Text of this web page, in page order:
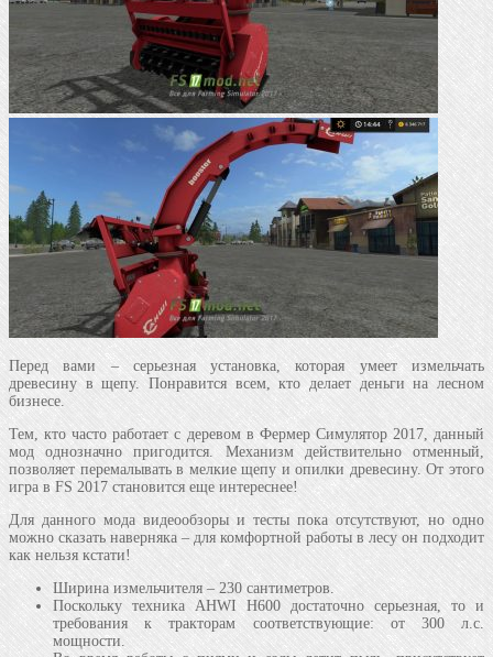
Перед вами – серьезная установка, которая умеет измельчать
древесину в щепу. Понравится всем, кто делает деньги на лесном
бизнесе.
Тем, кто часто работает с деревом в Фермер Симулятор 2017, данный
мод однозначно пригодится. Механизм действительно отменный,
позволяет перемалывать в мелкие щепу и опилки древесину. От этого
игра в FS 2017 становится еще интереснее!
Для данного мода видеообзоры и тесты пока отсутствуют, но одно
можно сказать наверняка – для комфортной работы в лесу он подходит
как нельзя кстати!
Ширина измельчителя – 230 сантиметров.
Поскольку техника AHWI H600 достаточно серьезная, то и
требования к тракторам соответствующие: от 300 л.с.
мощности.